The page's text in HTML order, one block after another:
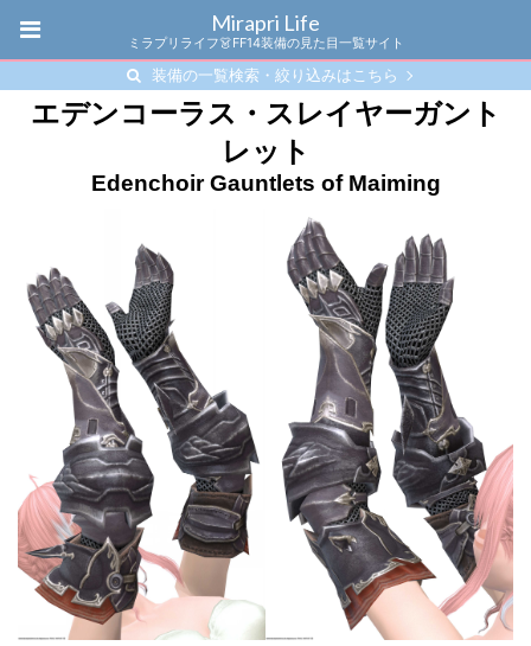
Mirapri Life
ミラプリライフ👗FF14装備の見た目一覧サイト
装備の一覧検索・絞り込みはこちら
エデンコーラス・スレイヤーガント
レット
Edenchoir Gauntlets of Maiming